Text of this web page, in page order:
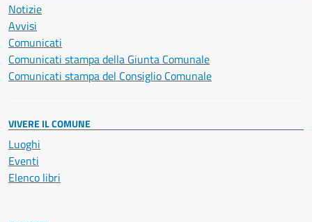
Notizie
Avvisi
Comunicati
Comunicati stampa della Giunta Comunale
Comunicati stampa del Consiglio Comunale
VIVERE IL COMUNE
Luoghi
Eventi
Elenco libri